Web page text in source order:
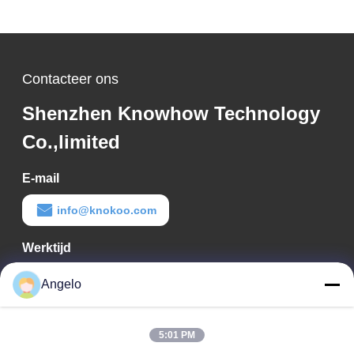
Contacteer ons
Shenzhen Knowhow Technology
Co.,limited
E-mail
info@knokoo.com
Werktijd
08:00-18:00
Ons adres
Angelo
5:01 PM